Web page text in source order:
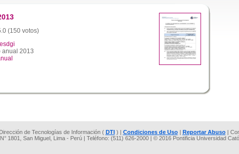
(150 votos)
anual 2013
de Tecnologías de Información ( DTI) | Condiciones de Uso| Reportar Abuso|
1801, San Miguel, Lima - Perú | Teléfono: (511) 626-2000 | © 2016 Pontificia Universidad